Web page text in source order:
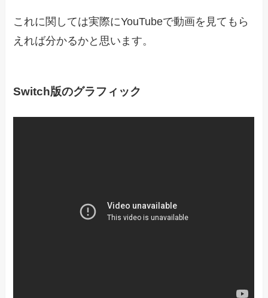
これに関しては実際にYouTubeで動画を見てもら
えれば分かるかと思います。
Switch版のグラフィック